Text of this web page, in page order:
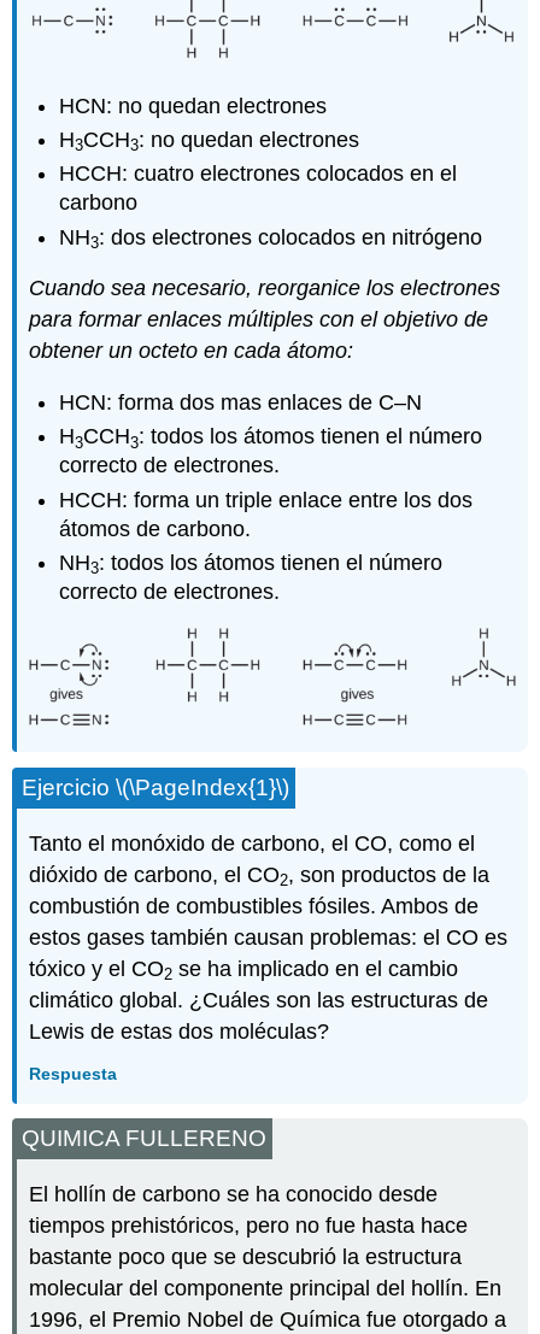
HCN: no quedan electrones
H3CCH3: no quedan electrones
HCCH: cuatro electrones colocados en el
carbono
NH3: dos electrones colocados en nitrógeno
Cuando sea necesario, reorganice los electrones
para formar enlaces múltiples con el objetivo de
obtener un octeto en cada átomo:
HCN: forma dos mas enlaces de C–N
H3CCH3: todos los átomos tienen el número
correcto de electrones.
HCCH: forma un triple enlace entre los dos
átomos de carbono.
NH3: todos los átomos tienen el número
correcto de electrones.
Ejercicio \(\PageIndex{1}\)
Tanto el monóxido de carbono, el CO, como el
dióxido de carbono, el CO2, son productos de la
combustión de combustibles fósiles. Ambos de
estos gases también causan problemas: el CO es
tóxico y el CO2 se ha implicado en el cambio
climático global. ¿Cuáles son las estructuras de
Lewis de estas dos moléculas?
Respuesta
QUIMICA FULLERENO
El hollín de carbono se ha conocido desde
tiempos prehistóricos, pero no fue hasta hace
bastante poco que se descubrió la estructura
molecular del componente principal del hollín. En
1996, el Premio Nobel de Química fue otorgado a